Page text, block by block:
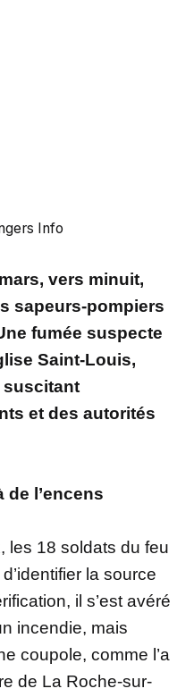
Info
vers minuit,
sapeurs-pompiers
fumée suspecte
Saint-Louis,
suscitant
et des autorités
de l’encens
les 18 soldats du feu
la source
il s’est avéré
incendie, mais
coupole, comme l’a
de La Roche-sur-